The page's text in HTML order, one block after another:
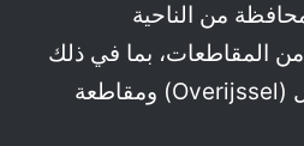
من الناحية
من المقاطعات، بما في ذلك
مقاطعة خيلدرلاند (Gelderland) ومقاطعة ئوفريسيل (Overijssel) ومقاطعة